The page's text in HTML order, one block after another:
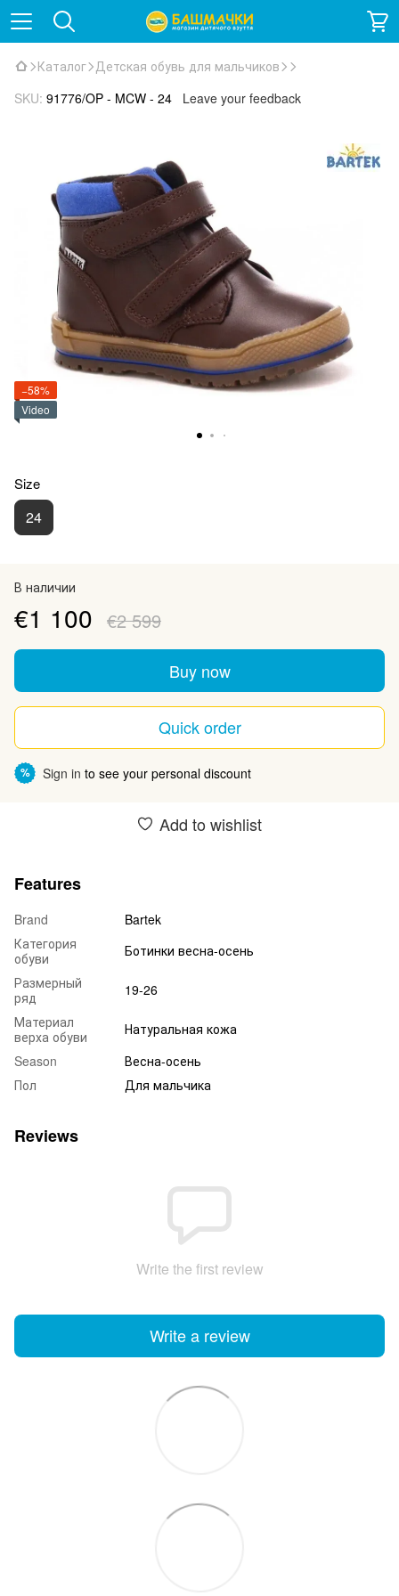
Каталог Детская обувь для мальчиков
SKU: 91776/OP - MCW - 24 Leave your feedback
−58%
Video
Size
24
В наличии
€1 100 €2 599
Buy now
Quick order
% Sign in to see your personal discount
Add to wishlist
Features
Brand
Bartek
Категория
обуви
Ботинки весна-осень
Размерный
ряд
19-26
Материал
верха обуви
Натуральная кожа
Season
Весна-осень
Пол
Для мальчика
Reviews
Write the first review
Write a review